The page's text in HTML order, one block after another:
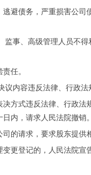
避债务，严重损害公司
事、高级管理人员不得
任。
内容违反法律、行政法
方式违反法律、行政法
内，请求人民法院撤销。
请求，要求股东提供
更登记的，人民法院宣